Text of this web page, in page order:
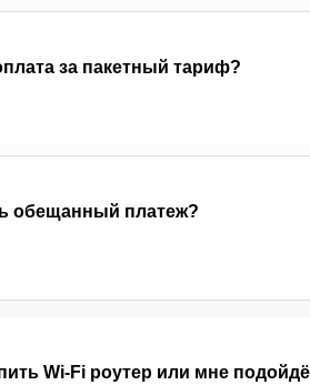
за пакетный тариф?
обещанный платеж?
Wi-Fi роутер или мне